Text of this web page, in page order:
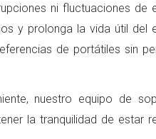
ni fluctuaciones de
y prolonga la vida útil del
de portátiles sin
nuestro equipo de
la tranquilidad de estar